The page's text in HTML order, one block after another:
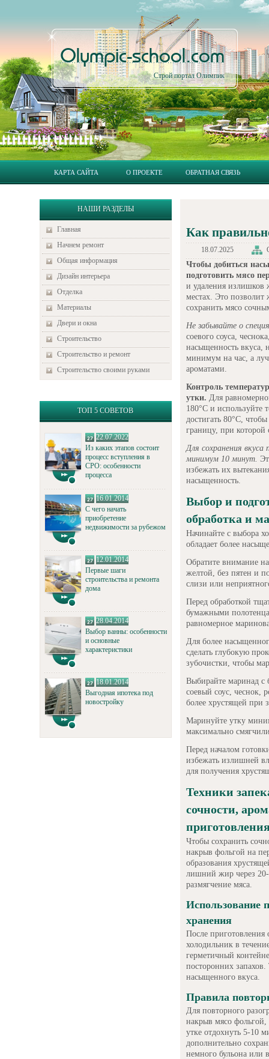
Olympic-school.com
Строй портал Олимпик
КАРТА САЙТА О ПРОЕКТЕ ОБРАТНАЯ СВЯЗЬ
НАШИ РАЗДЕЛЫ
Главная
Начнем ремонт
Общая информация
Дизайн интерьера
Отделка
Материалы
Двери и окна
Строительство
Строительство и ремонт
Строительство своими руками
ТОП 5 СОВЕТОВ
22.07.2022
Из каких этапов состоит
процесс вступления в
СРО: особенности
процесса
16.01.2014
С чего начать
приобретение
недвижимости за рубежом
12.01.2014
Первые шаги
строительства и ремонта
дома
28.04.2014
Выбор ванны: особенности
и основные
характеристики
18.01.2014
Выгодная ипотека под
новостройку
Как
18.07.2025
Чтобы добиться
подготовить мясо
и удаления излишков
местах. Это
сохранить мясо
Не забывайте о
соевого соуса,
насыщенность вкуса,
минимум на час, а
ароматами.
Контроль
утки. Для
180°C и используйте
достигать 80°C,
границу, при которой
Для сохранения
минимум 10 минут.
избежать их
насыщенность.
Выбор и
обработка и
Начинайте с выбора
обладает более
Обратите внимание
желтой, без пятен и
слизи или
Перед обработкой
бумажными
равномерное
Для более
сделать глубокую
зубочистки, чтобы
Выбирайте маринад с
соевый соус, чеснок,
более хрустящей при
Маринуйте утку
максимально
Перед началом
избежать излишней
для получения
Техники
сочности,
Чтобы сохранить
накрыв фольгой на
образования
лишний жир через
размягчение мяса.
Использование
хранения
После приготовления
холодильник в
герметичный
посторонних
насыщенного вкуса.
Правила
Для повторного
накрыв мясо фольгой,
утке отдохнуть 5-10
дополнительно
немного бульона или